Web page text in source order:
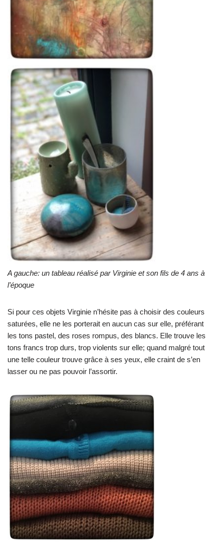
A gauche: un tableau réalisé par Virginie et son fils de 4 ans à
l’époque
Si pour ces objets Virginie n’hésite pas à choisir des couleurs
saturées, elle ne les porterait en aucun cas sur elle, préférant
les tons pastel, des roses rompus, des blancs. Elle trouve les
tons francs trop durs, trop violents sur elle; quand malgré tout
une telle couleur trouve grâce à ses yeux, elle craint de s’en
lasser ou ne pas pouvoir l’assortir.